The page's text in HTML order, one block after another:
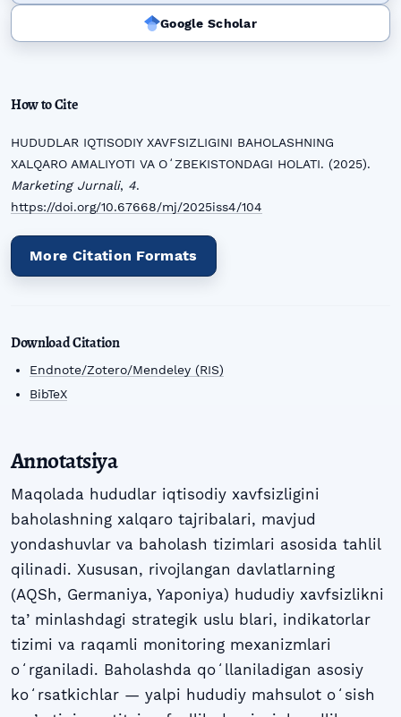
Google Scholar
How to Cite
HUDUDLAR IQTISODIY XAVFSIZLIGINI BAHOLASHNING
XALQARO AMALIYOTI VA OʻZBEKISTONDAGI HOLATI. (2025).
Marketing Jurnali, 4.
https://doi.org/10.67668/mj/2025iss4/104
More Citation Formats
Download Citation
Endnote/Zotero/Mendeley (RIS)
BibTeX
Annotatsiya
Maqolada hududlar iqtisodiy xavfsizligini
baholashning xalqaro tajribalari, mavjud
yondashuvlar va baholash tizimlari asosida tahlil
qilinadi. Xususan, rivojlangan davlatlarning
(AQSh, Germaniya, Yaponiya) hududiy xavfsizlikni
taʼminlashdagi strategik uslu blari, indikatorlar
tizimi va raqamli monitoring mexanizmlari
oʻrganiladi. Baholashda qoʻllaniladigan asosiy
koʻrsatkichlar — yalpi hududiy mahsulot oʻsish